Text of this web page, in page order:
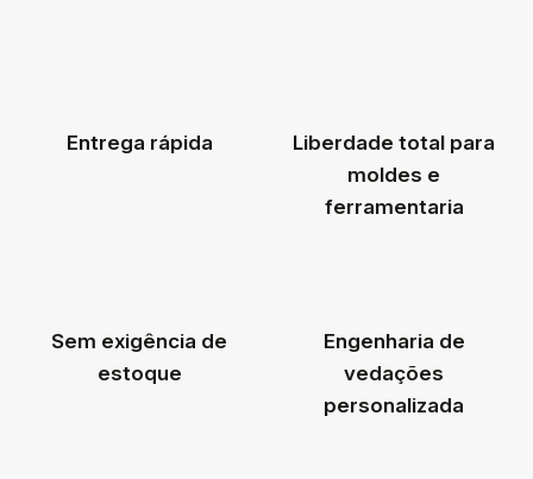
Entrega rápida
Liberdade total para
moldes e
ferramentaria
Sem exigência de
estoque
Engenharia de
vedações
personalizada